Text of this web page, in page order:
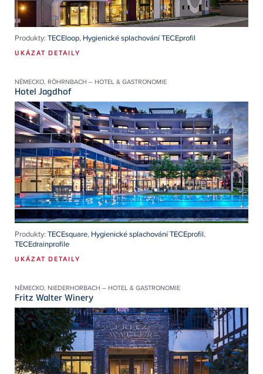
Produkty: TECEloop, Hygienické splachování TECEprofil
UKÁZAT DETAILY
NĚMECKO, RÖHRNBACH – HOTEL & GASTRONOMIE
Hotel Jagdhof
Produkty: TECEsquare, Hygienické splachování TECEprofil,
TECEdrainprofile
UKÁZAT DETAILY
NĚMECKO, NIEDERHORBACH – HOTEL & GASTRONOMIE
Fritz Walter Winery